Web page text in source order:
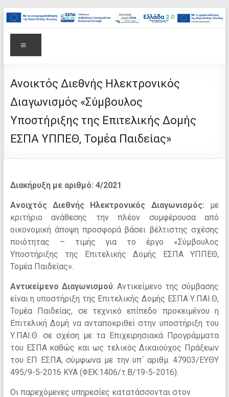
στο
περιεχόμενο
Μετάβαση
στο
περιεχόμενο
Επιτελική
Δομή
Υπουργείου
Παιδείας,
Θρησκευμάτων
και
Ανοικτός Διεθνής Ηλεκτρονικός
Διαγωνισμός «Σύμβουλος
Υποστήριξης της Επιτελικής Δομής
ΕΣΠΑ ΥΠΠΕΘ, Τομέα Παιδείας»
Διακήρυξη με αριθμό: 4/2021
Ανοιχτός Διεθνής Ηλεκτρονικός Διαγωνισμός: με
κριτήριο ανάθεσης την πλέον συμφέρουσα από
οικονομική άποψη προσφορά βάσει βέλτιστης σχέσης
ποιότητας – τιμής για το έργο «Σύμβουλος
Υποστήριξης της Επιτελικής Δομής ΕΣΠΑ ΥΠΠΕΘ,
Τομέα Παιδείας».
Αντικείμενο Διαγωνισμού: Αντικείμενο της σύμβασης
είναι η υποστήριξη της Επιτελικής Δομής ΕΣΠΑ Υ.ΠΑΙ.Θ,
Τομέα Παιδείας, σε τεχνικό επίπεδο προκειμένου η
Επιτελική Δομή να ανταποκριθεί στην υποστήριξη του
Υ.ΠΑΙ.Θ. σε σχέση με τα Επιχειρησιακά Προγράμματα
του ΕΣΠΑ καθώς και ως τελικός Δικαιούχος Πράξεων
του ΕΠ ΕΣΠΑ, σύμφωνα με την υπ΄ αριθμ. 47903/ΕΥΘΥ
495/9-5-2016 ΚΥΑ (ΦΕΚ:1406/τ.Β/19-5-2016).
Οι παρεχόμενες υπηρεσίες κατατάσσονται στον